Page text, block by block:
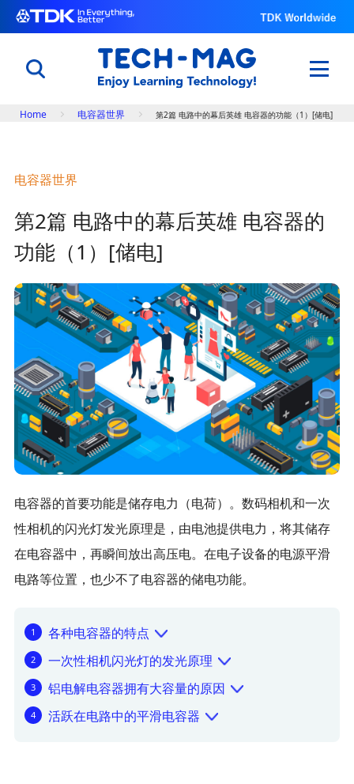
电子入门
电容器世界
用科学改变体育与自然
了解TDK的技术
知识库
专题
电力电子
Breadcrumb
Home 电容器世界 第2篇 电路中的幕后英雄 电容器的功能（1）[储电]
电容器世界
第2篇 电路中的幕后英雄 电容器的
功能（1）[储电]
电容器的首要功能是储存电力（电荷）。数码相机和一次
性相机的闪光灯发光原理是，由电池提供电力，将其储存
在电容器中，再瞬间放出高压电。在电子设备的电源平滑
电路等位置，也少不了电容器的储电功能。
各种电容器的特点
一次性相机闪光灯的发光原理
铝电解电容器拥有大容量的原因
活跃在电路中的平滑电容器